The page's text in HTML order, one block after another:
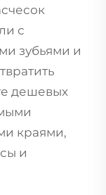
с
зубьями и
дешевых
краями,
и